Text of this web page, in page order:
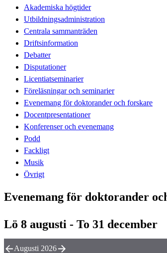
Akademiska högtider
Utbildningsadministration
Centrala sammanträden
Driftsinformation
Debatter
Disputationer
Licentiatseminarier
Föreläsningar och seminarier
Evenemang för doktorander och forskare
Docentpresentationer
Konferenser och evenemang
Podd
Fackligt
Musik
Övrigt
Evenemang för doktorander
Lö 8 augusti - To 31 december
Augusti 2026